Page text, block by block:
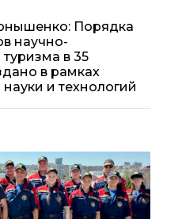
Порядка
научно-
в 35
в рамках
и технологий